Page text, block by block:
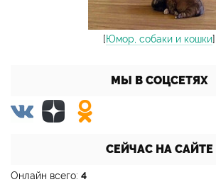
[Юмор, собаки и кошки]
МЫ В СОЦСЕТЯХ
СЕЙЧАС НА САЙТЕ
Онлайн всего: 4